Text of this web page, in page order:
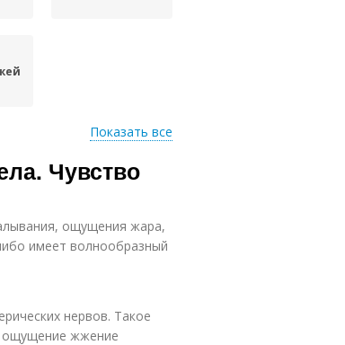
Показать все
Чувство
ощущения жара,
имеет волнообразный
нервов. Такое
ощущение жжение